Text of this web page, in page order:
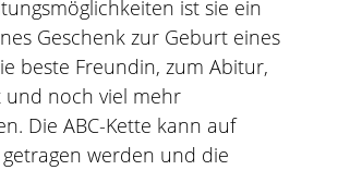
ist sie ein
Geschenk zur Geburt eines
beste Freundin, zum Abitur,
und noch viel mehr
Die ABC-Kette kann auf
werden und die